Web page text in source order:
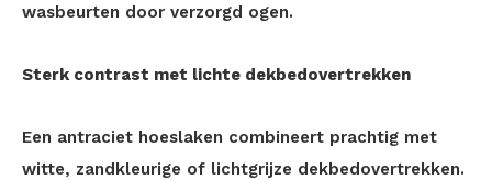
wasbeurten door verzorgd ogen.
Sterk contrast met lichte dekbedovertrekken
Een antraciet hoeslaken combineert prachtig met
witte, zandkleurige of lichtgrijze dekbedovertrekken.